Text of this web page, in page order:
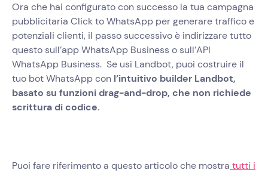
Ora che hai configurato con successo la tua campagna
pubblicitaria Click to WhatsApp per generare traffico e
potenziali clienti, il passo successivo è indirizzare tutto
questo sull’app WhatsApp Business o sull’API
WhatsApp Business. Se usi Landbot, puoi costruire il
tuo bot WhatsApp con l’intuitivo builder Landbot,
basato su funzioni drag-and-drop, che non richiede
scrittura di codice.
Puoi fare riferimento a questo articolo che mostra tutti i